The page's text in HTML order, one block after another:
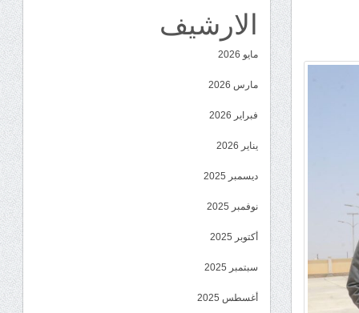
الارشيف
مايو 2026
مارس 2026
فبراير 2026
يناير 2026
ديسمبر 2025
نوفمبر 2025
أكتوبر 2025
سبتمبر 2025
أغسطس 2025